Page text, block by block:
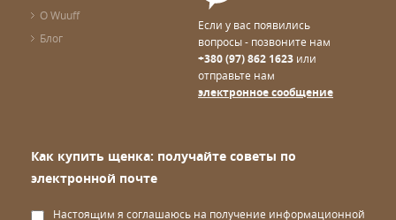
О Wuuff
Блог
Если у вас появились
вопросы - позвоните нам
+380 (97) 862 1623 или
отправьте нам
электронное сообщение
Как купить щенка: получайте советы по
электронной почте
Настоящим я соглашаюсь на получение информационной